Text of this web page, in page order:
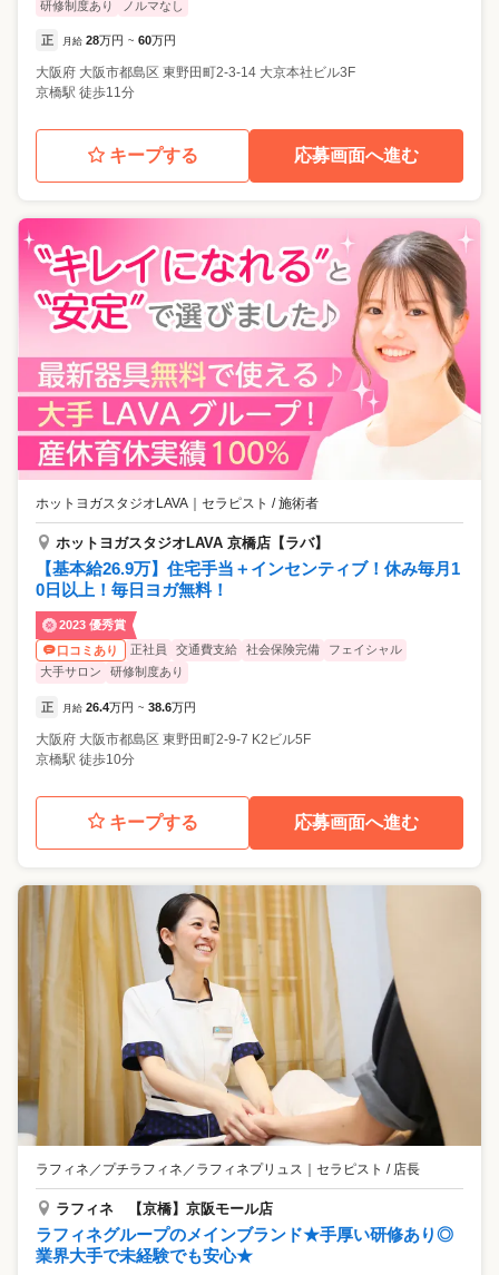
研修制度あり
ノルマなし
正 月給 28万円 ~ 60万円
大阪府 大阪市都島区 東野田町2-3-14 大京本社ビル3F
京橋駅 徒歩11分
キープする 応募画面へ進む
ホットヨガスタジオLAVA ｜ セラピスト / 施術者
ホットヨガスタジオLAVA 京橋店【ラバ】
【基本給26.9万】住宅手当＋インセンティブ！休み毎月1
0日以上！毎日ヨガ無料！
2023 優秀賞
口コミあり
正社員 交通費支給 社会保険完備
フェイシャル
大手サロン
研修制度あり
正 月給 26.4万円 ~ 38.6万円
大阪府 大阪市都島区 東野田町2-9-7 K2ビル5F
京橋駅 徒歩10分
キープする 応募画面へ進む
ラフィネ／プチラフィネ／ラフィネプリュス セラピスト / 店長
ラフィネ 【京橋】京阪モール店
ラフィネグループのメインブランド★手厚い研修あり◎
業界大手で未経験でも安心★